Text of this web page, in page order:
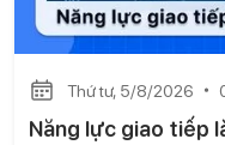
Thứ tư, 5/8/2026
Năng lực giao tiếp